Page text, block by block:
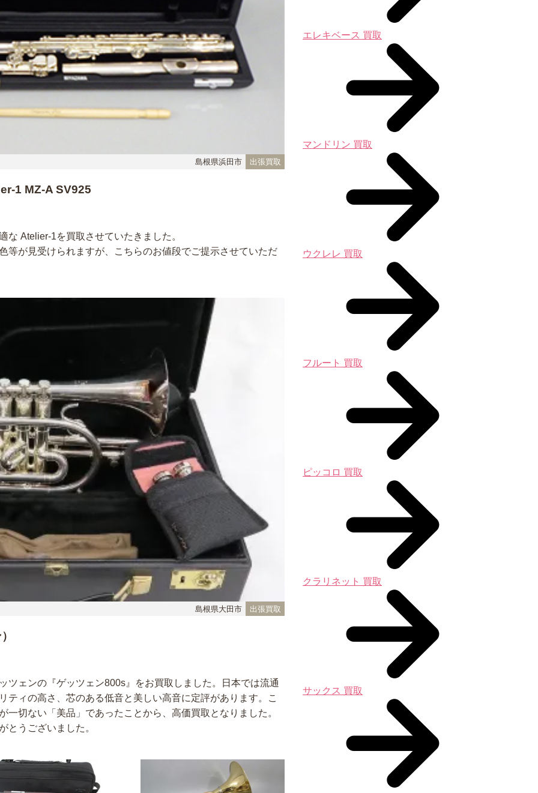
島根県浜田市 出張買取
1 MZ-A SV925
な Atelier-1を買取させていたきました。
等が見受けられますが、こちらのお値段でご提示させていただ
島根県大田市 出張買取
ツェンの『ゲッツェン800s』をお買取しました。日本では流通
ティの高さ、芯のある低音と美しい高音に定評があります。こ
一切ない「美品」であったことから、高価買取となりました。
とうございました。
エレキベース 買取
マンドリン 買取
ウクレレ 買取
フルート 買取
ピッコロ 買取
クラリネット 買取
サックス 買取